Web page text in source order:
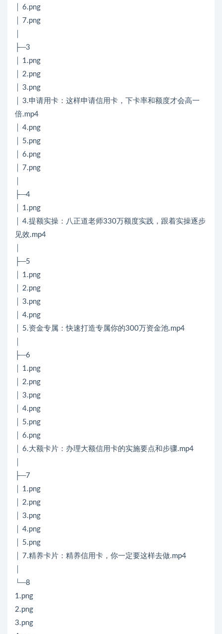
│ 6.png
│ 7.png
├─3
│ 1.png
│ 2.png
│ 3.png
│ 3.申请用卡：这样申请信用卡，下卡率和额度才会高一
倍.mp4
│ 4.png
│ 5.png
│ 6.png
│ 7.png
├─4
│ 1.png
│ 4.提额实操：八正道老师330万额度实践，跟着实操逐步
见效.mp4
├─5
│ 1.png
│ 2.png
│ 3.png
│ 4.png
│ 5.资金专属：快速打造专属你的300万资金池.mp4
├─6
│ 1.png
│ 2.png
│ 3.png
│ 4.png
│ 5.png
│ 6.png
│ 6.大额卡片：办理大额信用卡的实施要点和步骤.mp4
├─7
│ 1.png
│ 2.png
│ 3.png
│ 4.png
│ 5.png
│ 7.精养卡片：精养信用卡，你一定要这样去做.mp4
└─8
1.png
2.png
3.png